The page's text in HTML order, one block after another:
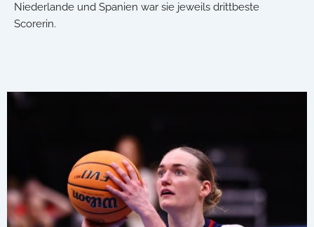
Niederlande und Spanien war sie jeweils drittbeste
Scorerin.